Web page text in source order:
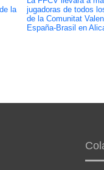
la
jugadoras de todos
de la Comunitat
España-Brasil en